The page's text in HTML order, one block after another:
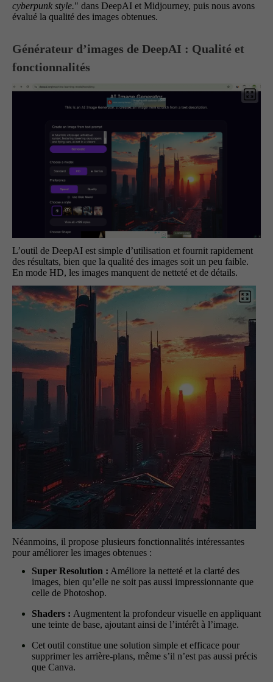
cyberpunk style." dans DeepAI et Midjourney, puis nous avons
évalué la qualité des images obtenues.
Générateur d’images de DeepAI : Qualité et
fonctionnalités
L’outil de DeepAI est simple d’utilisation et fournit rapidement
des résultats, bien que la qualité des images soit un peu faible.
En mode HD, les images manquent de netteté et de détails.
Néanmoins, il propose plusieurs fonctionnalités intéressantes
pour améliorer les images obtenues :
Super Resolution : Améliore la netteté et la clarté des
images, bien qu’elle ne soit pas aussi impressionnante que
celle de Photoshop.
Shaders : Augmentent la profondeur visuelle en appliquant
une teinte de base, ajoutant ainsi de l’intérêt à l’image.
Cet outil constitue une solution simple et efficace pour
supprimer les arrière-plans, même s’il n’est pas aussi précis
que Canva.